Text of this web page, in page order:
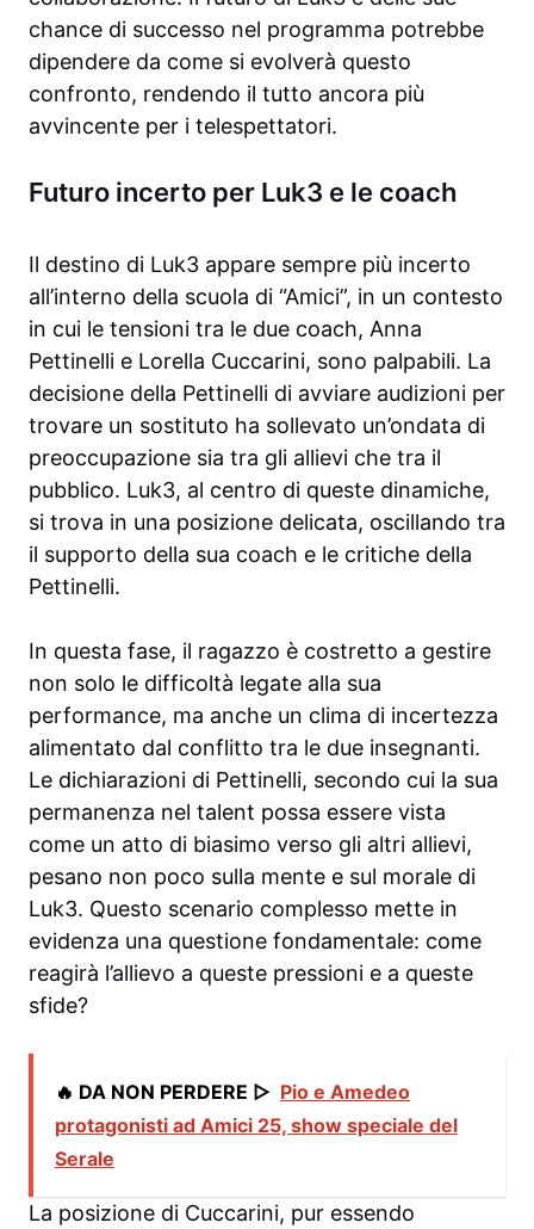
chance di successo nel programma potrebbe
dipendere da come si evolverà questo
confronto, rendendo il tutto ancora più
avvincente per i telespettatori.
Futuro incerto per Luk3 e le coach
Il destino di Luk3 appare sempre più incerto
all’interno della scuola di “Amici”, in un contesto
in cui le tensioni tra le due coach, Anna
Pettinelli e Lorella Cuccarini, sono palpabili. La
decisione della Pettinelli di avviare audizioni per
trovare un sostituto ha sollevato un’ondata di
preoccupazione sia tra gli allievi che tra il
pubblico. Luk3, al centro di queste dinamiche,
si trova in una posizione delicata, oscillando tra
il supporto della sua coach e le critiche della
Pettinelli.
In questa fase, il ragazzo è costretto a gestire
non solo le difficoltà legate alla sua
performance, ma anche un clima di incertezza
alimentato dal conflitto tra le due insegnanti.
Le dichiarazioni di Pettinelli, secondo cui la sua
permanenza nel talent possa essere vista
come un atto di biasimo verso gli altri allievi,
pesano non poco sulla mente e sul morale di
Luk3. Questo scenario complesso mette in
evidenza una questione fondamentale: come
reagirà l’allievo a queste pressioni e a queste
sfide?
🔥 DA NON PERDERE ▷ Pio e Amedeo
protagonisti ad Amici 25, show speciale del
Serale
La posizione di Cuccarini, pur essendo